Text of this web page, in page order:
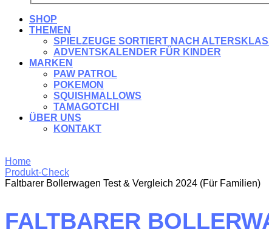
SHOP
THEMEN
SPIELZEUGE SORTIERT NACH
ADVENTSKALENDER FÜR KINDER
MARKEN
PAW PATROL
POKEMON
SQUISHMALLOWS
TAMAGOTCHI
ÜBER UNS
KONTAKT
Home
Produkt-Check
Faltbarer Bollerwagen Test & Vergleich 2024 (Für Familien)
FALTBARER